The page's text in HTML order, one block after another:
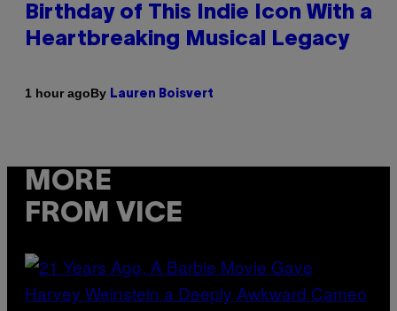
Birthday of This Indie Icon With a
Heartbreaking Musical Legacy
1 hour agoBy Lauren Boisvert
MORE
FROM VICE